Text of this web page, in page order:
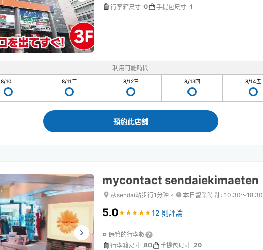
行李箱尺寸 :0 手提包尺寸 :1
利用可能時間
8/10一 8/11二 8/12三 8/13四 8/14五
預約此店舖
mycontact sendaiekimaeten
从sendai站步行1分钟。 本日營業時間 : 10:30〜18:30
5.0★ ★ ★ ★ ★
★ ★ ★ ★ ★12 則評論
可保管的行李數
行李箱尺寸 :80 手提包尺寸 :20